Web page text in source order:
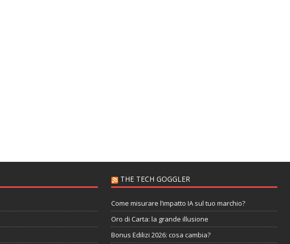
THE TECH GOGGLER
Come misurare l’impatto IA sul tuo marchio?
Oro di Carta: la grande illusione
Bonus Edilizi 2026: cosa cambia?